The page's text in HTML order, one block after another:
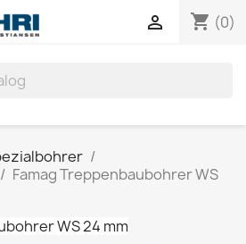
shopping_cart (0)

Famag Treppenbaubohrer WS